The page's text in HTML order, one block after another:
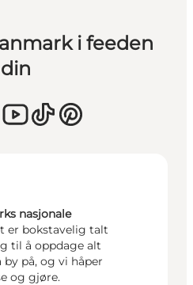
i feeden
din
nasjonale
er bokstavelig talt
til å oppdage alt
på, og vi håper
og gjøre.